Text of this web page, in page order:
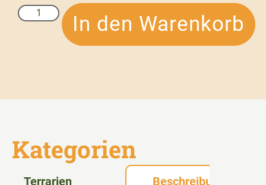
In den Warenkorb
Kategorien
Terrarien
Beschreibung